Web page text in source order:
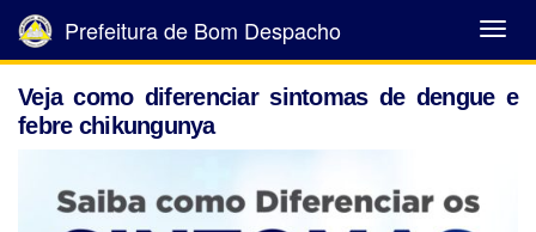
Abrir
Menu
Prefeitura de Bom Despacho
Veja como diferenciar sintomas de dengue e
febre chikungunya